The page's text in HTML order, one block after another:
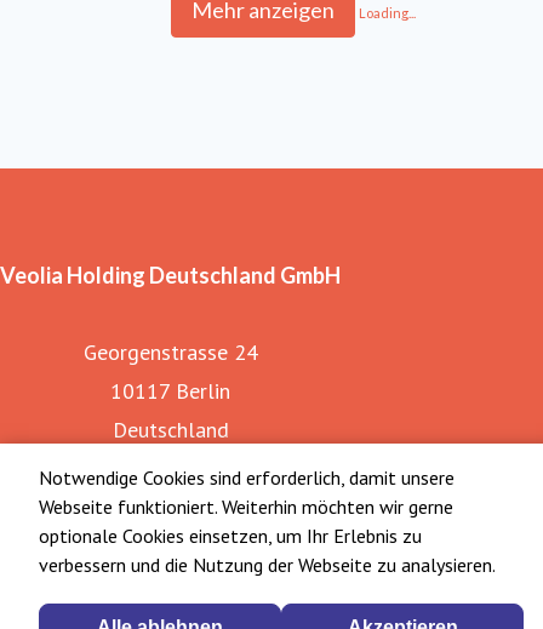
Notwendige Cookies sind erforderlich, damit unsere
Webseite funktioniert. Weiterhin möchten wir gerne
optionale Cookies einsetzen, um Ihr Erlebnis zu
verbessern und die Nutzung der Webseite zu analysieren.
Mehr anzeigen Loading...
Veolia Holding Deutschland GmbH
Georgenstrasse 24
10117 Berlin
Deutschland